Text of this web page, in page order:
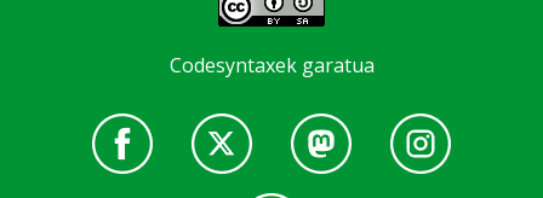
Codesyntaxek garatua